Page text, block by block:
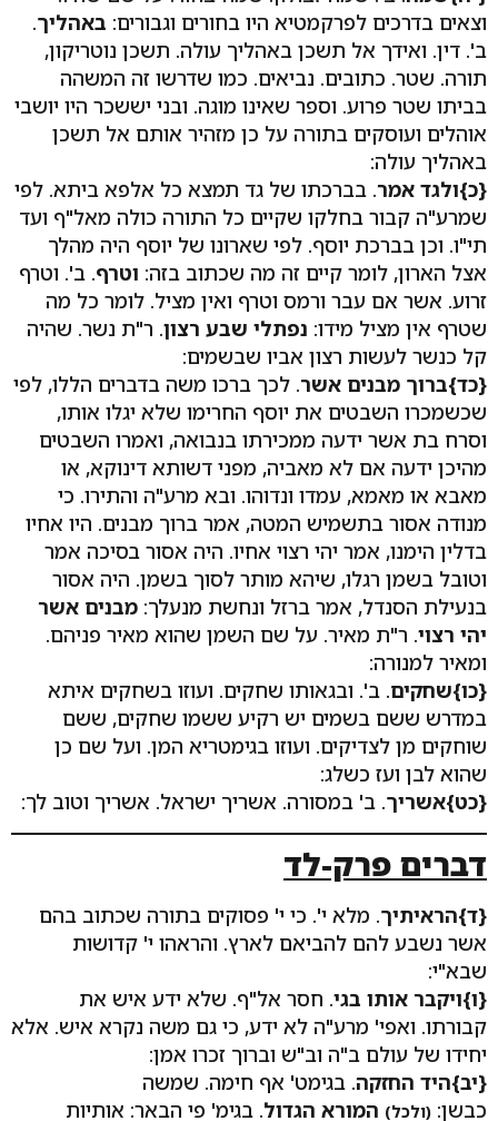
וצאים בדרכים לפרקמטיא היו בחורים וגבורים: באהליך.
ב'. דין. ואידך אל תשכן באהליך עולה. תשכן נוטריקון,
תורה. שטר. כתובים. נביאים. כמו שדרשו זה המשהה
בביתו שטר פרוע. וספר שאינו מוגה. ובני יששכר היו יושבי
אוהלים ועוסקים בתורה על כן מזהיר אותם אל תשכן
באהליך עולה:
{כ}ולגד אמר. בברכתו של גד תמצא כל אלפא ביתא. לפי
שמרע"ה קבור בחלקו שקיים כל התורה כולה מאל"ף ועד
תי"ו. וכן בברכת יוסף. לפי שארונו של יוסף היה מהלך
אצל הארון, לומר קיים זה מה שכתוב בזה: וטרף. ב'. וטרף
זרוע. אשר אם עבר ורמס וטרף ואין מציל. לומר כל מה
שטרף אין מציל מידו: נפתלי שבע רצון. ר"ת נשר. שהיה
קל כנשר לעשות רצון אביו שבשמים:
{כד}ברוך מבנים אשר. לכך ברכו משה בדברים הללו, לפי
שכשמכרו השבטים את יוסף החרימו שלא יגלו אותו,
וסרח בת אשר ידעה ממכירתו בנבואה, ואמרו השבטים
מהיכן ידעה אם לא מאביה, מפני דשותא דינוקא, או
מאבא או מאמא, עמדו ונדוהו. ובא מרע"ה והתירו. כי
מנודה אסור בתשמיש המטה, אמר ברוך מבנים. היו אחיו
בדלין הימנו, אמר יהי רצוי אחיו. היה אסור בסיכה אמר
וטובל בשמן רגלו, שיהא מותר לסוך בשמן. היה אסור
בנעילת הסנדל, אמר ברזל ונחשת מנעלך: מבנים אשר
יהי רצוי. ר"ת מאיר. על שם השמן שהוא מאיר פניהם.
ומאיר למנורה:
{כו}שחקים. ב'. ובגאותו שחקים. ועוזו בשחקים איתא
במדרש ששם בשמים יש רקיע ששמו שחקים, ששם
שוחקים מן לצדיקים. ועוזו בגימטריא המן. ועל שם כן
שהוא לבן ועז כשלג:
{כט}אשריך. ב' במסורה. אשריך ישראל. אשריך וטוב לך:
דברים פרק-לד
{ד}הראיתיך. מלא י'. כי י' פסוקים בתורה שכתוב בהם
אשר נשבע להם להביאם לארץ. והראהו י' קדושות
שבא"י:
{ו}ויקבר אותו בגי. חסר אל"ף. שלא ידע איש את
קבורתו. ואפי' מרע"ה לא ידע, כי גם משה נקרא איש. אלא
יחידו של עולם ב"ה וב"ש וברוך זכרו אמן:
{יב}היד החזקה. בגימט' אף חימה. שמשה
כבשן: (ולכל) המורא הגדול. בגימ' פי הבאר: אותיות